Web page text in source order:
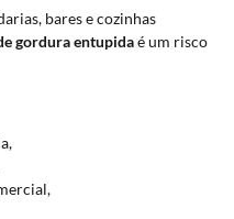
bares e cozinhas
gordura entupidaé um risco